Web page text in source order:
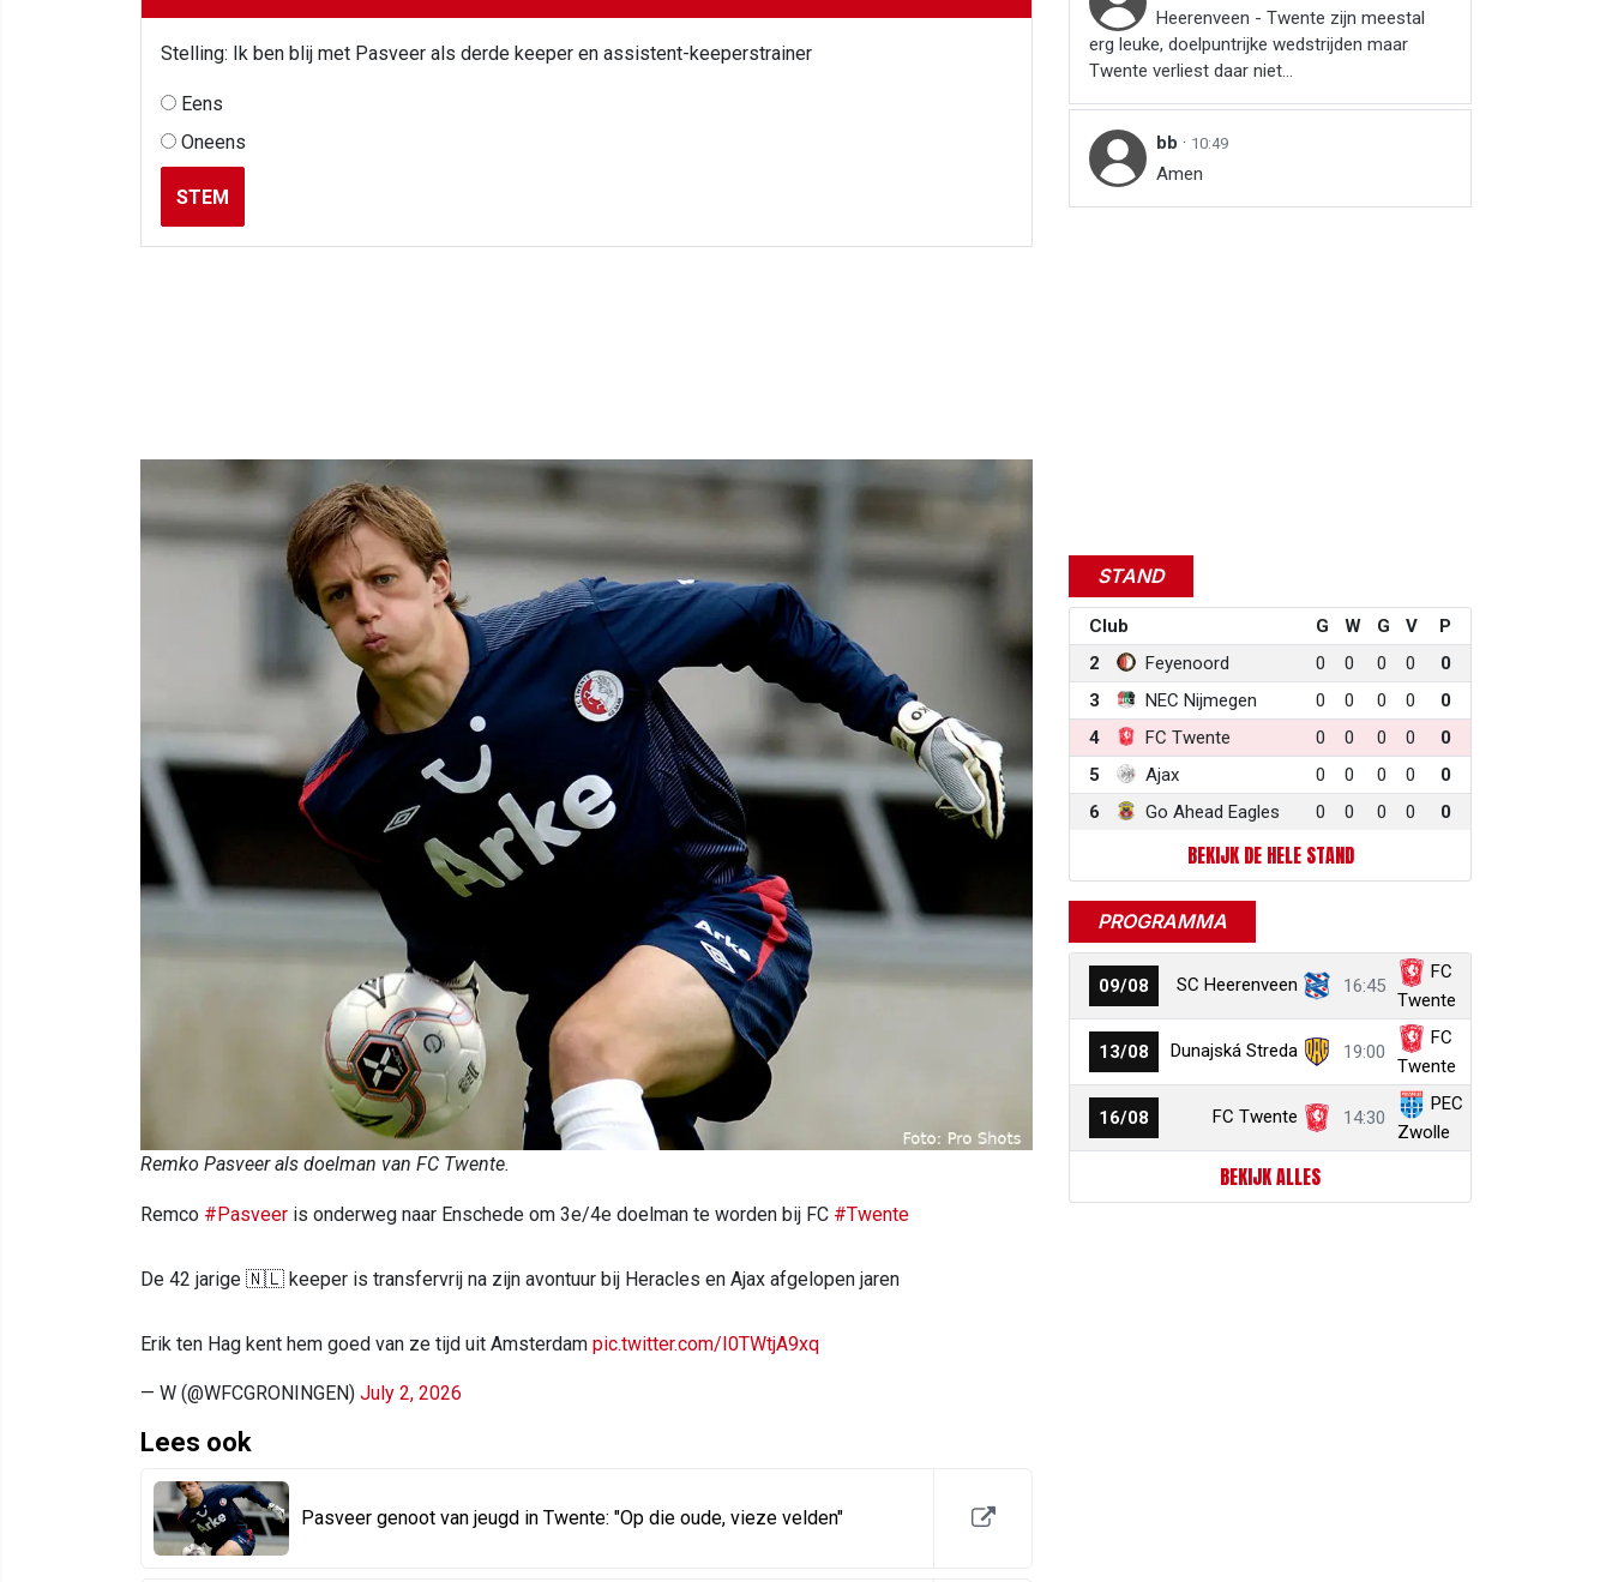
Stelling: Ik ben blij met Pasveer als derde keeper en assistent-keeperstrainer
Eens
Oneens
STEM
Remko Pasveer als doelman van FC Twente.
Remco #Pasveer is onderweg naar Enschede om 3e/4e doelman te worden bij FC #Twente
De 42 jarige 🇳🇱 keeper is transfervrij na zijn avontuur bij Heracles en Ajax afgelopen jaren
Erik ten Hag kent hem goed van ze tijd uit Amsterdam pic.twitter.com/I0TWtjA9xq
— W (@WFCGRONINGEN) July 2, 2026
Lees ook
Pasveer genoot van jeugd in Twente: "Op die oude, vieze velden"
Heerenveen - Twente zijn meestal
erg leuke, doelpuntrijke wedstrijden maar
Twente verliest daar niet...
bb · 10:49
Amen
STAND
Club G W G V
P
2
Feyenoord 0 0 0 0
0
3
NEC Nijmegen 0 0 0 0
0
4
FC Twente 0 0 0 0
0
5
Ajax 0 0 0 0
0
6
Go Ahead Eagles 0 0 0 0 0
BEKIJK DE HELE STAND
PROGRAMMA
09/08 SC Heerenveen 16:45
FC
Twente
13/08 Dunajská Streda 19:00
FC
Twente
16/08 FC Twente 14:30
PEC
Zwolle
BEKIJK ALLES